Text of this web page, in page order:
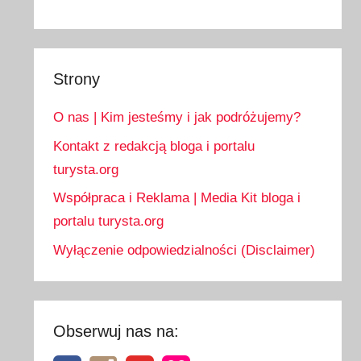
Strony
O nas | Kim jesteśmy i jak podróżujemy?
Kontakt z redakcją bloga i portalu
turysta.org
Współpraca i Reklama | Media Kit bloga i
portalu turysta.org
Wyłączenie odpowiedzialności (Disclaimer)
Obserwuj nas na: